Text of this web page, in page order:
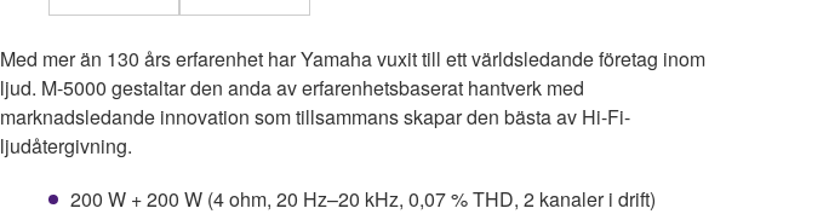
Med mer än 130 års erfarenhet har Yamaha vuxit till ett världsledande företag inom
ljud. M-5000 gestaltar den anda av erfarenhetsbaserat hantverk med
marknadsledande innovation som tillsammans skapar den bästa av Hi-Fi-
ljudåtergivning.
200 W + 200 W (4 ohm, 20 Hz–20 kHz, 0,07 % THD, 2 kanaler i drift)